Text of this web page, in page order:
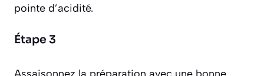
pointe d’acidité.
Étape 3